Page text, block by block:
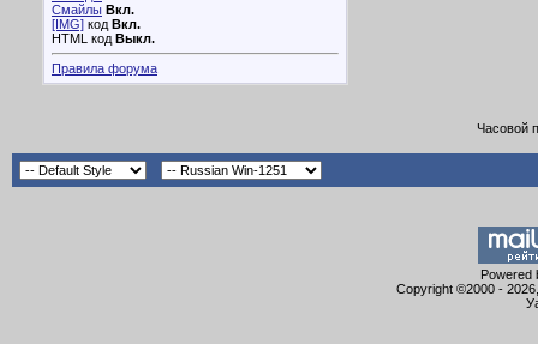
Смайлы Вкл.
[IMG] код Вкл.
HTML код Выкл.
Правила форума
Часовой
Powered
Copyright ©2000 -